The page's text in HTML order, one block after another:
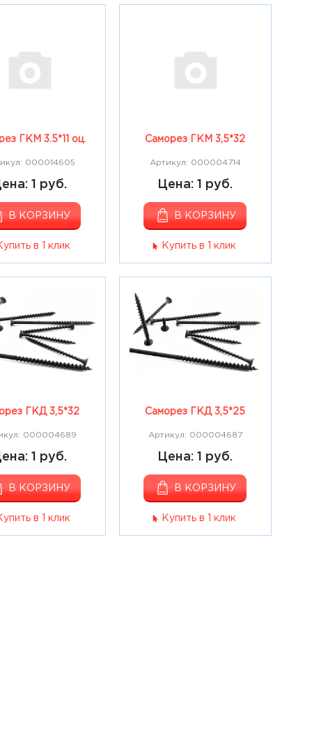
ГКМ 3.5*11 оц.
000014605
1 руб.
В КОРЗИНУ
в 1 клик
Саморез ГКМ 3,5*32
Артикул: 000004714
Цена: 1 руб.
В КОРЗИНУ
Купить в 1 клик
ГКД 3,5*32
000004689
1 руб.
В КОРЗИНУ
в 1 клик
Саморез ГКД 3,5*25
Артикул: 000004687
Цена: 1 руб.
В КОРЗИНУ
Купить в 1 клик